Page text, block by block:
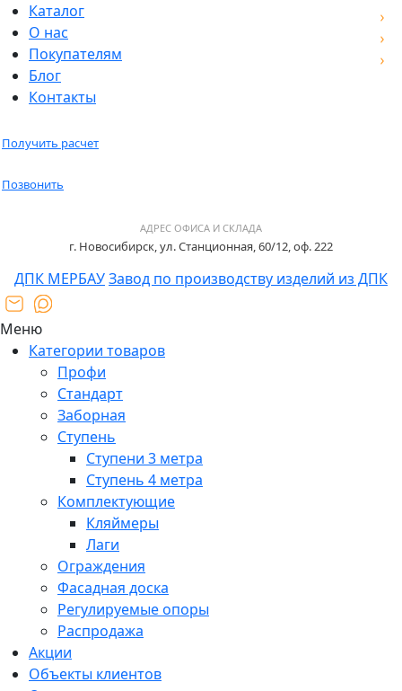
Каталог
О нас
Покупателям
Блог
Контакты
Получить расчет
Позвонить
АДРЕС ОФИСА И СКЛАДА
г. Новосибирск, ул. Станционная, 60/12, оф. 222
ДПК МЕРБАУЗавод по производству изделий из ДПК
Меню
Категории товаров
Профи
Стандарт
Заборная
Ступень
Ступени 3 метра
Ступень 4 метра
Комплектующие
Кляймеры
Лаги
Ограждения
Фасадная доска
Регулируемые опоры
Распродажа
Акции
Объекты клиентов